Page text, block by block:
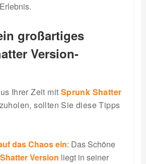
großartiges
Version-
Ihrer Zeit mit Sprunk Shatter
sollten Sie diese Tipps
das Chaos ein: Das Schöne
Version liegt in seiner